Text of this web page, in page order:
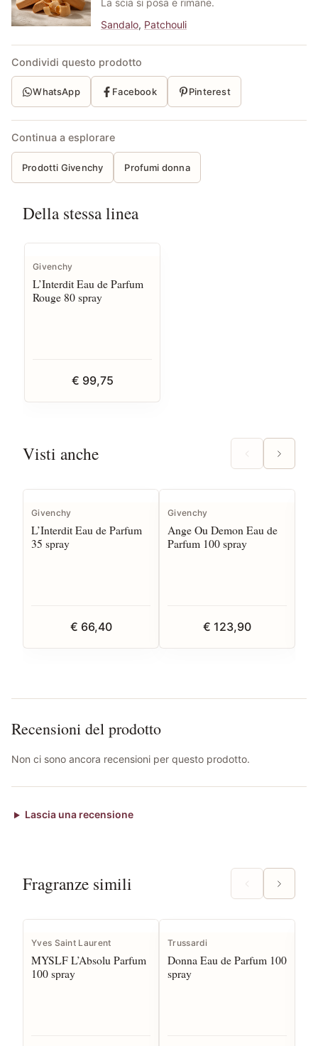
La scia si posa e rimane.
Sandalo, Patchouli
Condividi questo prodotto
WhatsApp Facebook Pinterest
Continua a esplorare
Prodotti Givenchy Profumi donna
Della stessa linea
Givenchy
L’Interdit Eau de Parfum
Rouge 80 spray
€ 99,75
Visti anche
Givenchy
L’Interdit Eau de Parfum
35 spray
€ 66,40
Givenchy
Ange Ou Demon Eau de
Parfum 100 spray
€ 123,90
Recensioni del prodotto
Non ci sono ancora recensioni per questo prodotto.
Lascia una recensione
Fragranze simili
Yves Saint Laurent
MYSLF L’Absolu Parfum
100 spray
Trussardi
Donna Eau de Parfum 100
spray